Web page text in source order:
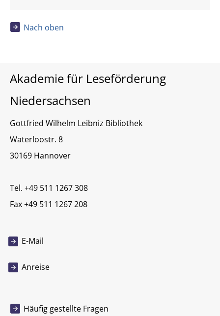
Nach oben
Akademie für Leseförderung
Niedersachsen
Gottfried Wilhelm Leibniz Bibliothek
Waterloostr. 8
30169 Hannover
Tel. +49 511 1267 308
Fax +49 511 1267 208
E-Mail
Anreise
Häufig gestellte Fragen